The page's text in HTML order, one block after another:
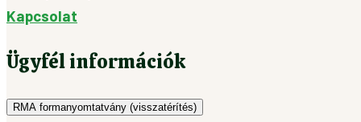
Kapcsolat
Ügyfél információk
RMA formanyomtatvány (visszatérítés)